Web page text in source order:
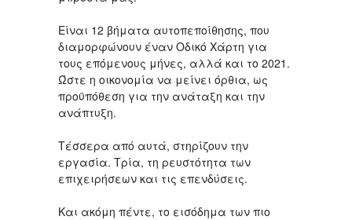
Είναι 12 βήματα αυτοπεποίθησης, που
διαμορφώνουν έναν Οδικό Χάρτη για
τους επόμενους μήνες, αλλά και το 2021.
Ώστε η οικονομία να μείνει όρθια, ως
προϋπόθεση για την ανάταξη και την
ανάπτυξη.
Τέσσερα από αυτά, στηρίζουν την
εργασία. Τρία, τη ρευστότητα των
επιχειρήσεων και τις επενδύσεις.
Και ακόμη πέντε, το εισόδημα των πιο